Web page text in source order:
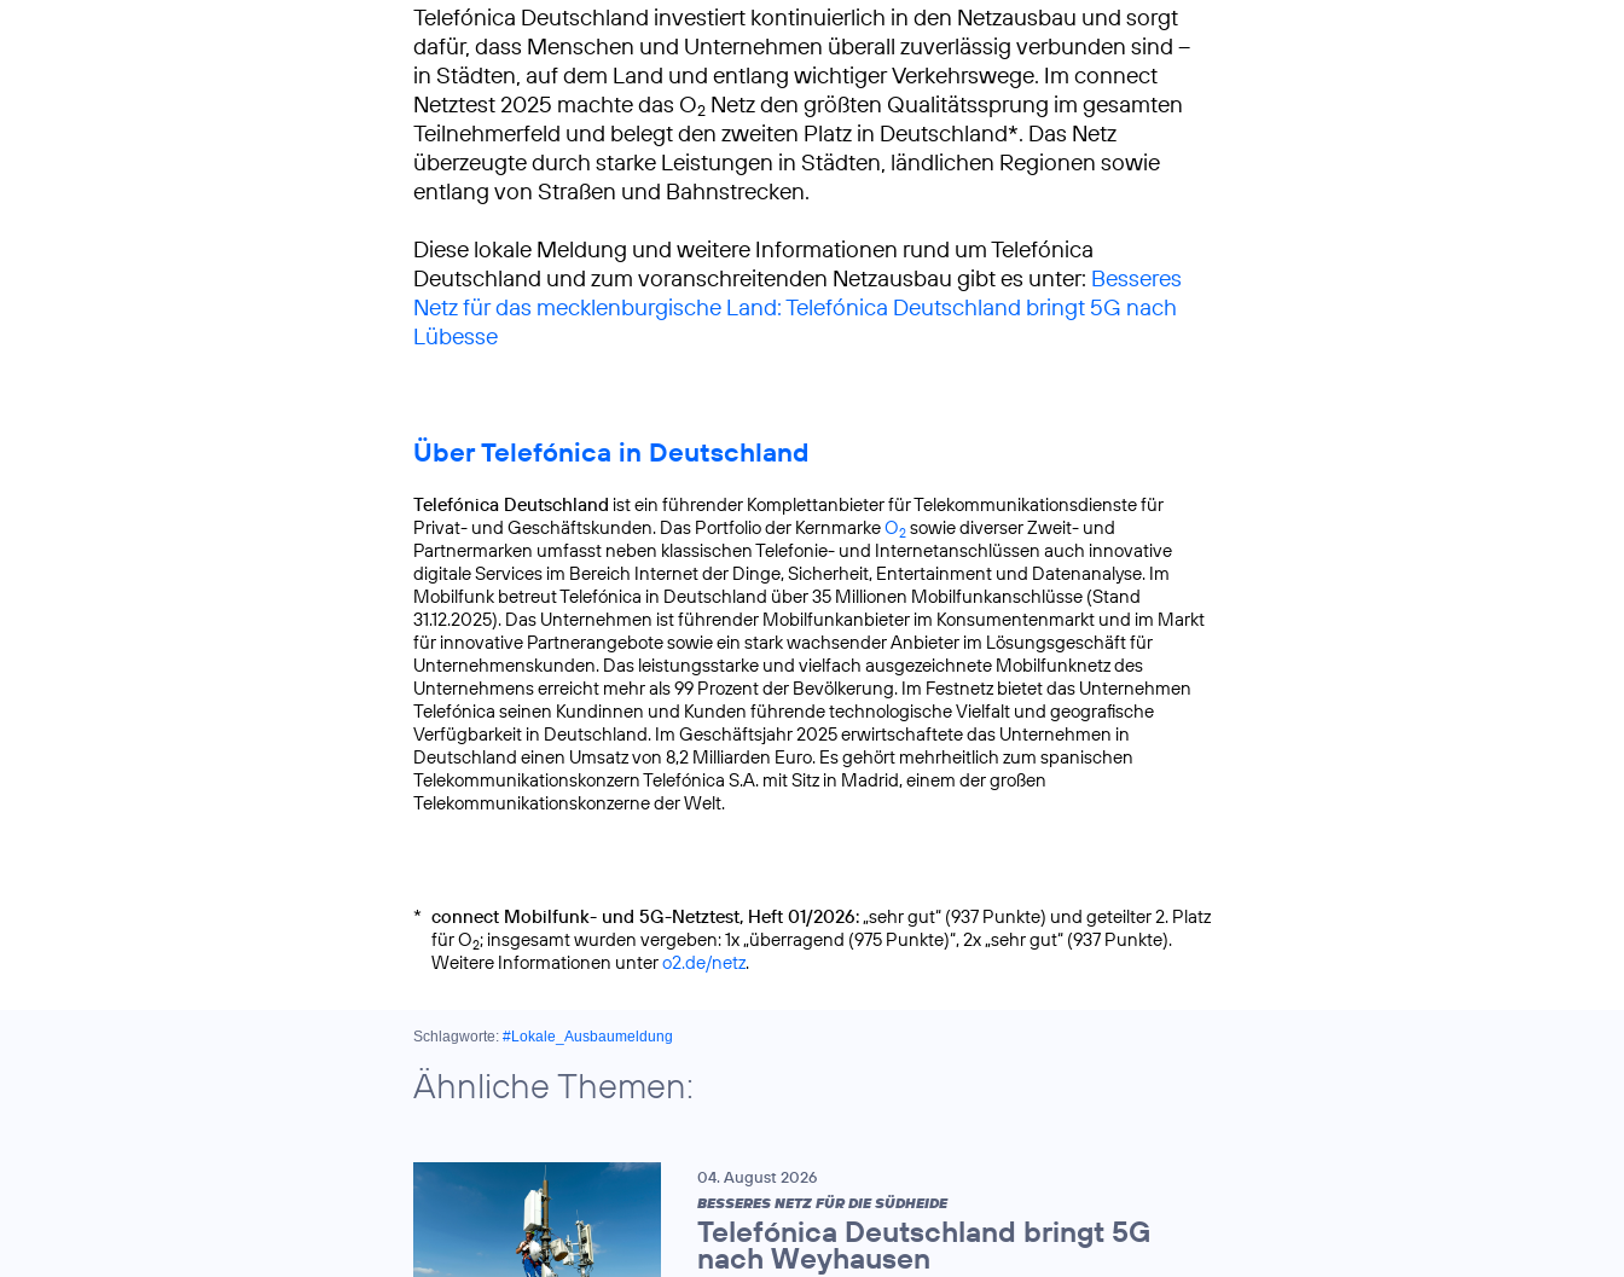
Telefónica Deutschland investiert kontinuierlich in den Netzausbau und sorgt
dafür, dass Menschen und Unternehmen überall zuverlässig verbunden sind –
in Städten, auf dem Land und entlang wichtiger Verkehrswege. Im connect
Netztest 2025 machte das O2 Netz den größten Qualitätssprung im gesamten
Teilnehmerfeld und belegt den zweiten Platz in Deutschland*. Das Netz
überzeugte durch starke Leistungen in Städten, ländlichen Regionen sowie
entlang von Straßen und Bahnstrecken.
Diese lokale Meldung und weitere Informationen rund um Telefónica
Deutschland und zum voranschreitenden Netzausbau gibt es unter: Besseres
Netz für das mecklenburgische Land: Telefónica Deutschland bringt 5G nach
Lübesse
Über Telefónica in Deutschland
Telefónica Deutschland ist ein führender Komplettanbieter für Telekommunikationsdienste für
Privat- und Geschäftskunden. Das Portfolio der KernmarkeO2 sowie diverser Zweit- und
Partnermarken umfasst neben klassischen Telefonie- und Internetanschlüssen auch innovative
digitale Services im Bereich Internet der Dinge, Sicherheit, Entertainment und Datenanalyse. Im
Mobilfunk betreut Telefónica in Deutschland über 35 Millionen Mobilfunkanschlüsse (Stand
31.12.2025). Das Unternehmen ist führender Mobilfunkanbieter im Konsumentenmarkt und im Markt
für innovative Partnerangebote sowie ein stark wachsender Anbieter im Lösungsgeschäft für
Unternehmenskunden. Das leistungsstarke und vielfach ausgezeichnete Mobilfunknetz des
Unternehmens erreicht mehr als 99 Prozent der Bevölkerung. Im Festnetz bietet das Unternehmen
Telefónica seinen Kundinnen und Kunden führende technologische Vielfalt und geografische
Verfügbarkeit in Deutschland. Im Geschäftsjahr 2025 erwirtschaftete das Unternehmen in
Deutschland einen Umsatz von 8,2 Milliarden Euro. Es gehört mehrheitlich zum spanischen
Telekommunikationskonzern Telefónica S.A. mit Sitz in Madrid, einem der großen
Telekommunikationskonzerne der Welt.
* connect Mobilfunk- und 5G-Netztest, Heft 01/2026: „sehr gut“ (937 Punkte) und geteilter 2. Platz
für O2; insgesamt wurden vergeben: 1x „überragend (975 Punkte)“, 2x „sehr gut“ (937 Punkte).
Weitere Informationen untero2.de/netz.
Schlagworte: #Lokale_Ausbaumeldung
Ähnliche Themen:
04. August 2026
BESSERES NETZ FÜR DIE SÜDHEIDE
Telefónica Deutschland bringt 5G
nach Weyhausen